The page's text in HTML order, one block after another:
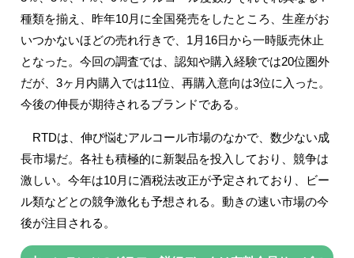
種類を揃え、昨年10月に全国発売をしたところ、生産がお
いつかないほどの売れ行きで、1月16日から一時販売休止
となった。今回の調査では、認知や購入経験では20位圏外
だが、3ヶ月内購入では11位、再購入意向は3位に入った。
今後の伸長が期待されるブランドである。
RTDは、伸び悩むアルコール市場のなかで、数少ない成
長市場だ。各社も積極的に新製品を投入しており、競争は
激しい。今年は10月に酒税法改正が予定されており、ビー
ル類などとの競争激化も予想される。動きの速い市場の今
後が注目される。